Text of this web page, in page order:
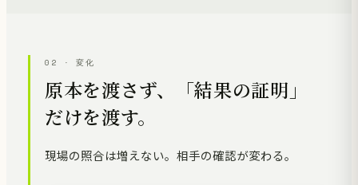
02 · 変化
原本を渡さず、「結果の証明」
だけを渡す。
現場の照合は増えない。相手の確認が変わる。